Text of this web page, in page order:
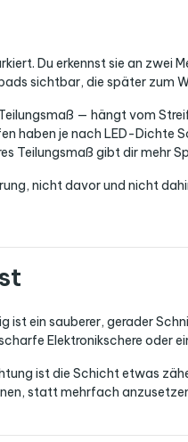
Du erkennst sie an zwei
sichtbar, die später zum
— hängt vom
haben je nach LED-
Teilungsmaß gibt dir mehr
nicht davor und nicht
ein sauberer, gerader
Elektronikschere oder
ist die Schicht etwas
statt mehrfach